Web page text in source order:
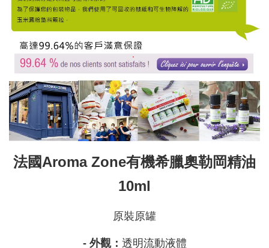
法國Aroma Zone有機希臘奧勒岡精油
10ml
原裝原罐
- 外觀： 透明流動液體